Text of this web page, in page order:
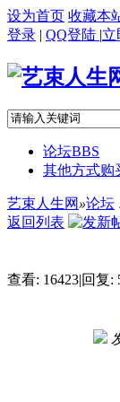
设为首页 收藏本
登录 | QQ登陆 |立
论坛BBS
其他方式购
艺束人生网 »论坛
返回列表
查看: 16423|回复: